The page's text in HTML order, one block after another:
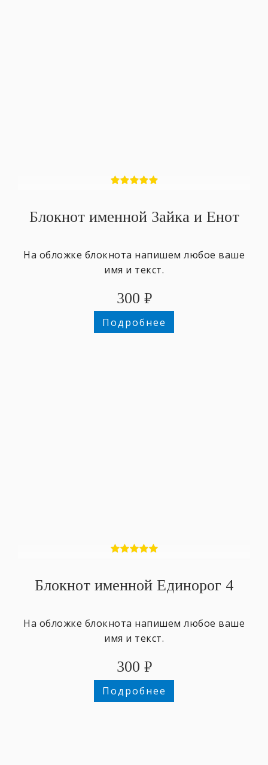
Блокнот именной Зайка и Енот
На обложке блокнота напишем любое ваше
имя и текст.
300 ₽
Подробнее
Блокнот именной Единорог 4
На обложке блокнота напишем любое ваше
имя и текст.
300 ₽
Подробнее